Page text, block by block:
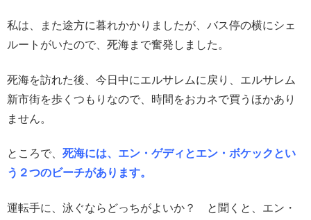
私は、また途方に暮れかかりましたが、バス停の横にシェ
ルートがいたので、死海まで奮発しました。
死海を訪れた後、今日中にエルサレムに戻り、エルサレム
新市街を歩くつもりなので、時間をおカネで買うほかあり
ません。
ところで、 死海には、エン・ゲディとエン・ボケックとい
う２つのビーチがあります。
運転手に、泳ぐならどっちがよいか？ と聞くと、エン・